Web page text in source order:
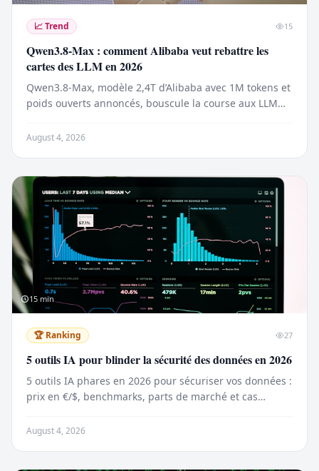
📈Trend 15
Qwen3.8-Max : comment Alibaba veut rebattre les
cartes des LLM en 2026
Qwen3.8-Max, modèle 2,4T d’Alibaba avec 1M tokens et
poids ouverts annoncés, bouscule la course aux LLM
August 4, 2026
15 min
🏆 Ranking 27
5 outils IA pour blinder la sécurité des données en 2026
5 outils IA phares en 2026 pour sécuriser vos données :
prix en €/$, benchmarks, parts de marché et cas
August 4, 2026